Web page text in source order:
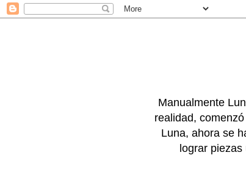
Manualmente
realidad,
Luna, ahora se
lograr